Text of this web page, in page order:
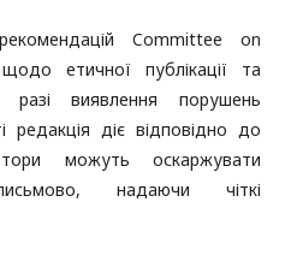
Committee on
етичної публікації та
разі виявлення порушень
редакція діє відповідно до
можуть оскаржувати
надаючи чіткі